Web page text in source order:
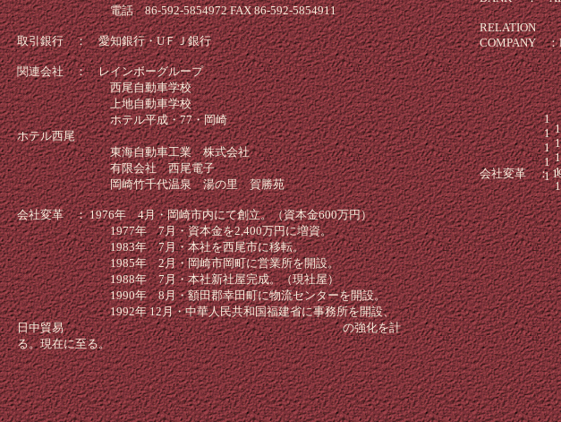
電話 86-592-5854972 FAX 86-592-5854911
取引銀行 ： 愛知銀行・UＦＪ銀行
関連会社 ： レインボーグループ
西尾自動車学校
上地自動車学校
ホテル平成・77・岡崎
ホテル西尾
東海自動車工業 株式会社
有限会社 西尾電子
岡崎竹千代温泉 湯の里 賀勝苑
会社変革 ： 1976年 4月・岡崎市内にて創立。（資本金600万円）
1977年 7月・資本金を2,400万円に増資。
1983年 7月・本社を西尾市に移転。
1985年 2月・岡崎市岡町に営業所を開設。
1988年 7月・本社新社屋完成。（現社屋）
1990年 8月・額田郡幸田町に物流センターを開設。
1992年 12月・中華人民共和国福建省に事務所を開設、
日中貿易 の強化を計
る。現在に至る。
RELATION
COMPANY ：
UEJI
TOKAI
HOTEL
NISHIO
OKAZAKI
会社変革 ：
1977. JUL
1
1
1
1
1